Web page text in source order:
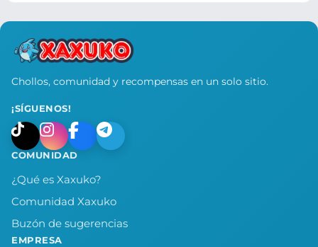
Chollos, comunidad y recompensas en un solo sitio.
¡SÍGUENOS!
COMUNIDAD
¿Qué es Xaxuko?
Comunidad Xaxuko
Buzón de sugerencias
EMPRESA